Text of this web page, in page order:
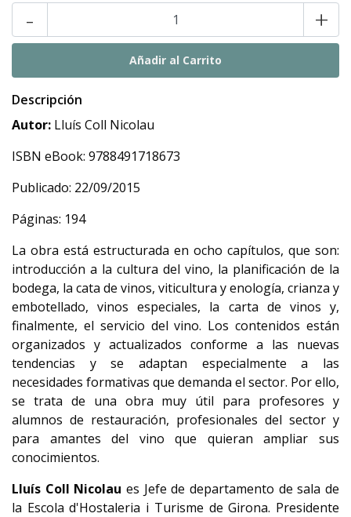
- +
Descripción
Autor: Lluís Coll Nicolau
ISBN eBook: 9788491718673
Publicado: 22/09/2015
Páginas: 194
La obra está estructurada en ocho capítulos, que son:
introducción a la cultura del vino, la planificación de la
bodega, la cata de vinos, viticultura y enología, crianza y
embotellado, vinos especiales, la carta de vinos y,
finalmente, el servicio del vino. Los contenidos están
organizados y actualizados conforme a las nuevas
tendencias y se adaptan especialmente a las
necesidades formativas que demanda el sector. Por ello,
se trata de una obra muy útil para profesores y
alumnos de restauración, profesionales del sector y
para amantes del vino que quieran ampliar sus
conocimientos.
Lluís Coll Nicolau es Jefe de departamento de sala de
la Escola d'Hostaleria i Turisme de Girona. Presidente